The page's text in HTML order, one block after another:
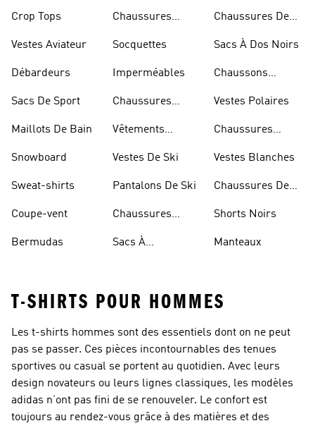
Crop Tops
Vestes Aviateur
Débardeurs
Sacs De Sport
Maillots De Bain
Snowboard
Sweat-shirts
Coupe-vent
Bermudas
Chaussures
Socquettes
Imperméables
Chaussures
Vêtements
Vestes De Ski
Pantalons De Ski
Chaussures
Sacs À
Chaussures De
Sacs À Dos Noirs
Chaussons
Vestes Polaires
Chaussures
Vestes Blanches
Chaussures De
Shorts Noirs
Manteaux
T-SHIRTS POUR HOMMES
Les t-shirts hommes sont des essentiels dont on ne peut
pas se passer. Ces pièces incontournables des tenues
sportives ou casual se portent au quotidien. Avec leurs
design novateurs ou leurs lignes classiques, les modèles
adidas n’ont pas fini de se renouveler. Le confort est
toujours au rendez-vous grâce à des matières et des